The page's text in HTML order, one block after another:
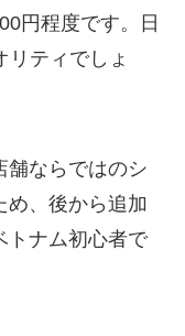
円程度です。日
ティでしょ
舗ならではのシ
め、後から追加
トナム初心者で